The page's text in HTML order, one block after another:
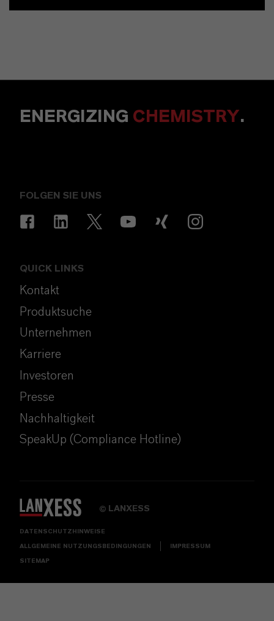
ENERGIZING CHEMISTRY.
FOLGEN SIE UNS
QUICK LINKS
Kontakt
Produktsuche
Unternehmen
Karriere
Investoren
Presse
Nachhaltigkeit
SpeakUp (Compliance Hotline)
© LANXESS
DATENSCHUTZHINWEISE
ALLGEMEINE NUTZUNGSBEDINGUNGEN IMPRESSUM
SITEMAP